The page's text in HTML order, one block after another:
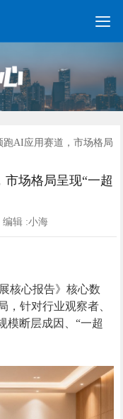

AI应用赛道，市场格局
场格局呈现“一超
编辑 :小海
核心报告》核心数
，针对行业观察者、
模断层成因、“一超